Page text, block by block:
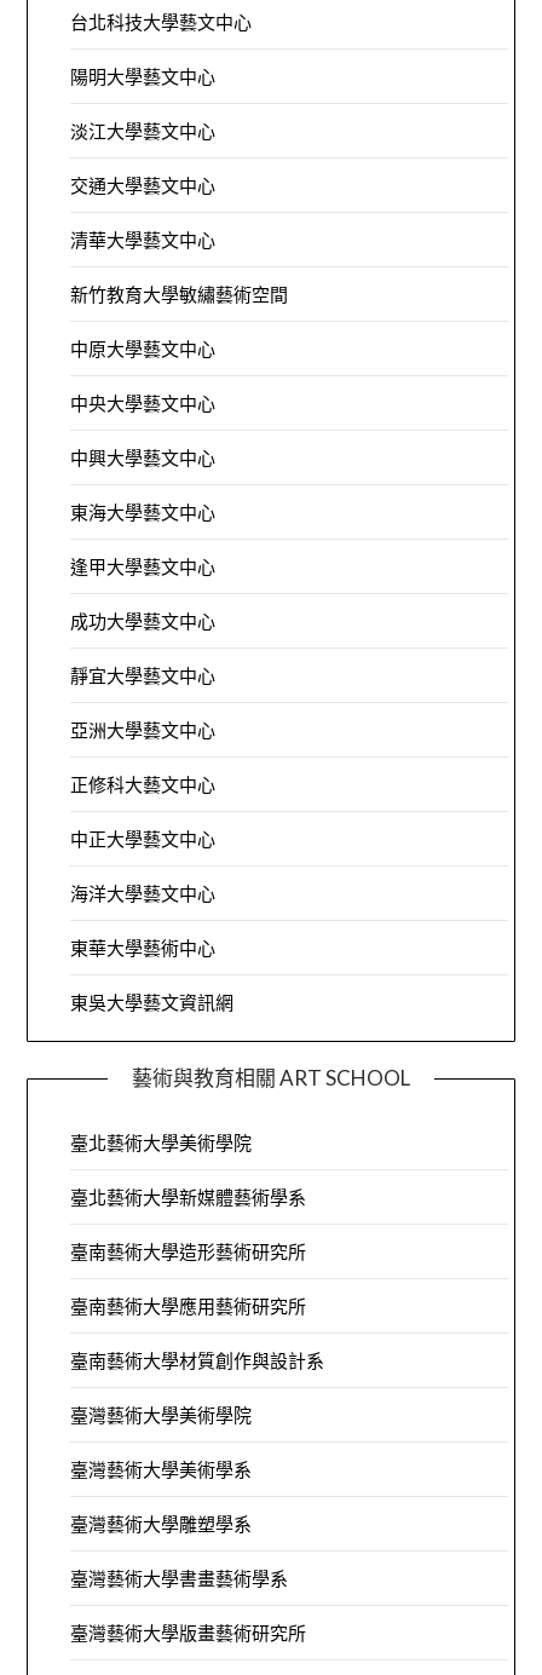
台北科技大學藝文中心
陽明大學藝文中心
淡江大學藝文中心
交通大學藝文中心
清華大學藝文中心
新竹教育大學敏繡藝術空間
中原大學藝文中心
中央大學藝文中心
中興大學藝文中心
東海大學藝文中心
逢甲大學藝文中心
成功大學藝文中心
靜宜大學藝文中心
亞洲大學藝文中心
正修科大藝文中心
中正大學藝文中心
海洋大學藝文中心
東華大學藝術中心
東吳大學藝文資訊網
藝術與教育相關 ART SCHOOL
臺北藝術大學美術學院
臺北藝術大學新媒體藝術學系
臺南藝術大學造形藝術研究所
臺南藝術大學應用藝術研究所
臺南藝術大學材質創作與設計系
臺灣藝術大學美術學院
臺灣藝術大學美術學系
臺灣藝術大學雕塑學系
臺灣藝術大學書畫藝術學系
臺灣藝術大學版畫藝術研究所